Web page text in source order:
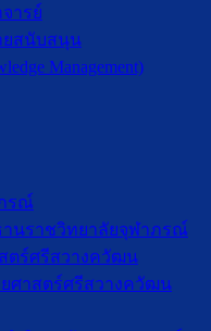
ารย์
ยสนับสนุน
Management)
รณ์
นราชวิทยาลัยจุฬาภรณ์
ตร์ศรีสวางควัฒน
ศาสตร์ศรีสวางควัฒน